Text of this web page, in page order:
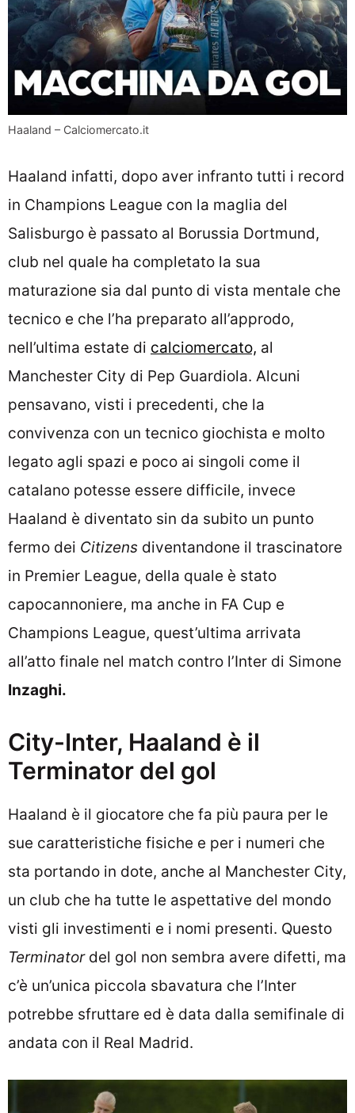
Haaland – Calciomercato.it
Haaland infatti, dopo aver infranto tutti i record
in Champions League con la maglia del
Salisburgo è passato al Borussia Dortmund,
club nel quale ha completato la sua
maturazione sia dal punto di vista mentale che
tecnico e che l’ha preparato all’approdo,
nell’ultima estate di calciomercato, al
Manchester City di Pep Guardiola. Alcuni
pensavano, visti i precedenti, che la
convivenza con un tecnico giochista e molto
legato agli spazi e poco ai singoli come il
catalano potesse essere difficile, invece
Haaland è diventato sin da subito un punto
fermo dei Citizens diventandone il trascinatore
in Premier League, della quale è stato
capocannoniere, ma anche in FA Cup e
Champions League, quest’ultima arrivata
all’atto finale nel match contro l’Inter di Simone
Inzaghi.
City-Inter, Haaland è il
Terminator del gol
Haaland è il giocatore che fa più paura per le
sue caratteristiche fisiche e per i numeri che
sta portando in dote, anche al Manchester City,
un club che ha tutte le aspettative del mondo
visti gli investimenti e i nomi presenti. Questo
Terminatordel gol non sembra avere difetti, ma
c’è un’unica piccola sbavatura che l’Inter
potrebbe sfruttare ed è data dalla semifinale di
andata con il Real Madrid.